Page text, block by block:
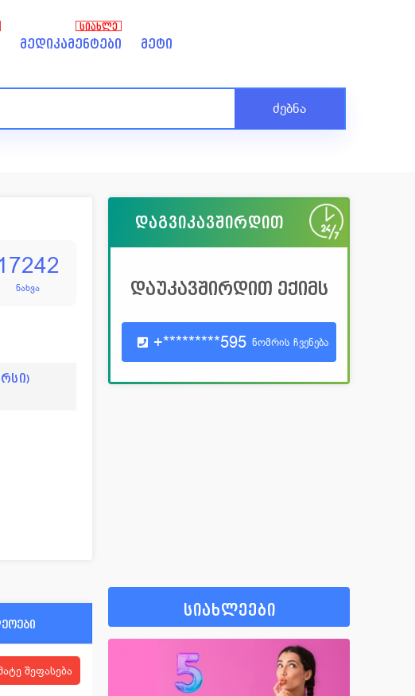
მედიკამენტები
ᲡᲘᲐᲮᲚᲔ
მეტი
ძებნა
ნახვა
დაგვიკავშირდით
დაუკავშირდით ექიმს
+*********595 ნომრის ჩვენება
შეფასება
სიახლეები